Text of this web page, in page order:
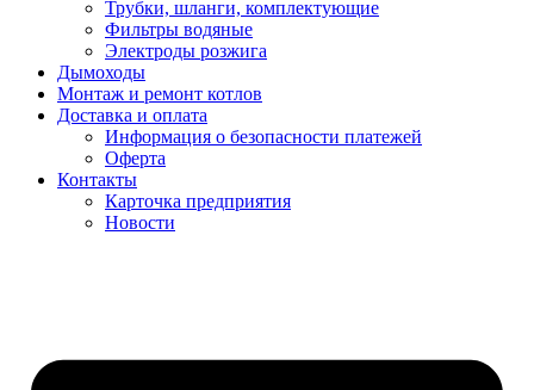
Трубки, шланги, комплектующие
Фильтры водяные
Электроды розжига
Дымоходы
Монтаж и ремонт котлов
Доставка и оплата
Информация о безопасности платежей
Оферта
Контакты
Карточка предприятия
Новости